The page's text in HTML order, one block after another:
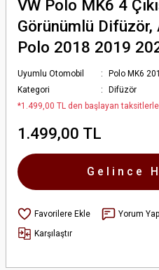
VW Polo MK6 4
Görünümlü
Polo 2018 2019
Uyumlu Otomobil
Polo MK6
Kategori
Difüzör
*1.499,00 TL den başlayan
1.499,00 TL
Gelince
Yorum Yap
Karşılaştır